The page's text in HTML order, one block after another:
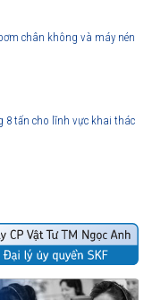
lái.
chân không và máy nén
8 tấn cho lĩnh vực khai thác